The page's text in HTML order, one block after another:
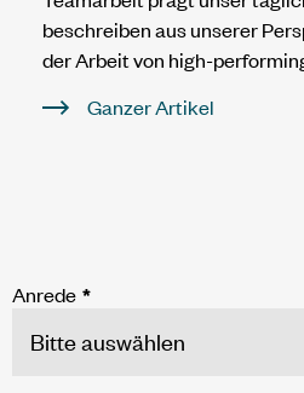
beschreiben aus unserer
der Arbeit von high-
Ganzer Artikel
Anrede *